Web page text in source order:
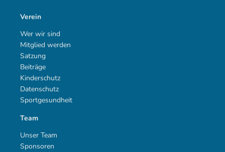
Verein
Wer wir sind
Mitglied werden
Satzung
Beiträge
Kinderschutz
Datenschutz
Sportgesundheit
Team
Unser Team
Sponsoren